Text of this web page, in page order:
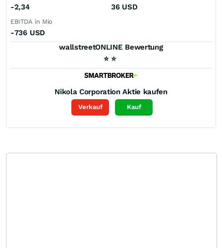
-2,34 36 USD
EBITDA in Mio
-736 USD
wallstreetONLINE Bewertung
⭐ ⭐
Nikola Corporation Aktie kaufen
Verkauf Kauf